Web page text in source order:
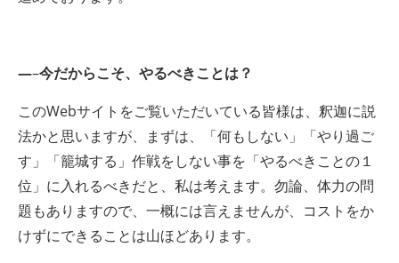
—–今だからこそ、やるべきことは？
このWebサイトをご覧いただいている皆様は、釈迦に説
法かと思いますが、まずは、「何もしない」「やり過ご
す」「籠城する」作戦をしない事を「やるべきことの１
位」に入れるべきだと、私は考えます。勿論、体力の問
題もありますので、一概には言えませんが、コストをか
けずにできることは山ほどあります。